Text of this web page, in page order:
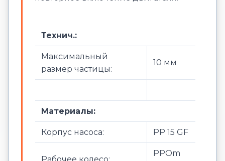
Технич.:
Максимальный
размер частицы:
10 мм
Материалы:
Корпус насоса: PP 15 GF
PPOm